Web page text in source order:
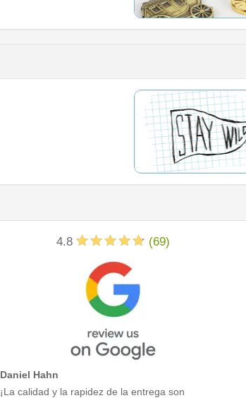
4.8 (69)
Daniel Hahn
¡La calidad y la rapidez de la entrega son